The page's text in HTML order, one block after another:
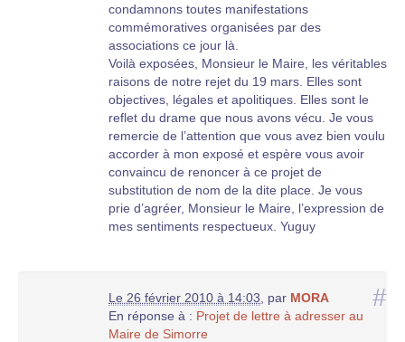
condamnons toutes manifestations
commémoratives organisées par des
associations ce jour là.
Voilà exposées, Monsieur le Maire, les véritables
raisons de notre rejet du 19 mars. Elles sont
objectives, légales et apolitiques. Elles sont le
reflet du drame que nous avons vécu. Je vous
remercie de l’attention que vous avez bien voulu
accorder à mon exposé et espère vous avoir
convaincu de renoncer à ce projet de
substitution de nom de la dite place. Je vous
prie d’agréer, Monsieur le Maire, l’expression de
mes sentiments respectueux. Yuguy
#
Le 26 février 2010 à 14:03 par MORA
En réponse à : Projet de lettre à adresser au
Maire de Simorre